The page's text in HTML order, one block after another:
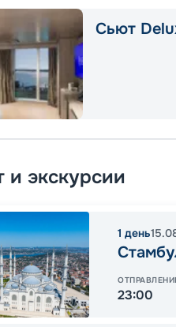
Сьют
экскурсии
1 день
23:00